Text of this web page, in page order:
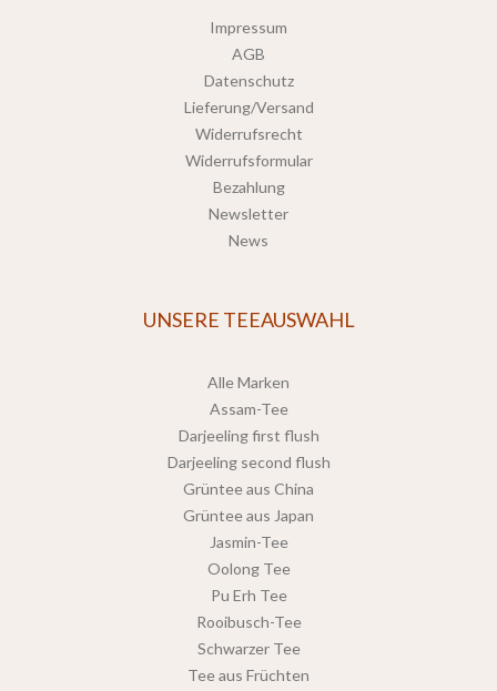
Impressum
AGB
Datenschutz
Lieferung/Versand
Widerrufsrecht
Widerrufsformular
Bezahlung
Newsletter
News
UNSERE TEEAUSWAHL
Alle Marken
Assam-Tee
Darjeeling first flush
Darjeeling second flush
Grüntee aus China
Grüntee aus Japan
Jasmin-Tee
Oolong Tee
Pu Erh Tee
Rooibusch-Tee
Schwarzer Tee
Tee aus Früchten